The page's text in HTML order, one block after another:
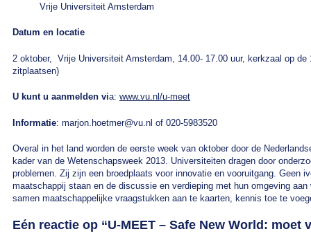
Vrije Universiteit Amsterdam
Datum en locatie
2 oktober, Vrije Universiteit Amsterdam, 14.00- 17.00 uur, kerkzaal op de
zitplaatsen)
U kunt u aanmelden via: www.vu.nl/u-meet
Informatie: marjon.hoetmer@vu.nl of 020-5983520
Overal in het land worden de eerste week van oktober door de
kader van de Wetenschapsweek 2013. Universiteiten dragen door
problemen. Zij zijn een broedplaats voor innovatie en vooruitgang. Geen
maatschappij staan en de discussie en verdieping met hun omgeving
samen maatschappelijke vraagstukken aan te kaarten, kennis toe te
Eén reactie op “U-MEET – Safe New World: moet